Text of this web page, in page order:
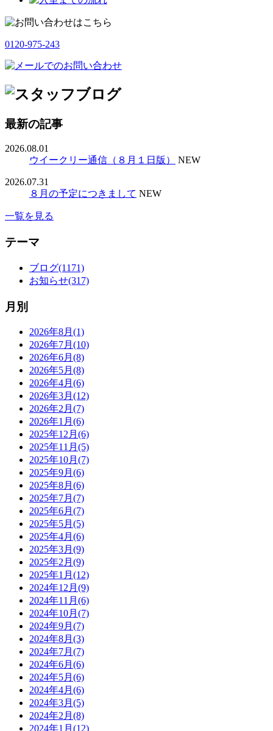
0120-975-243
最新の記事
2026.08.01
ウイークリー通信（８月１日版）
NEW
2026.07.31
８月の予定につきまして NEW
一覧を見る
テーマ
ブログ(1171)
お知らせ(317)
月別
2026年8月(1)
2026年7月(10)
2026年6月(8)
2026年5月(8)
2026年4月(6)
2026年3月(12)
2026年2月(7)
2026年1月(6)
2025年12月(6)
2025年11月(5)
2025年10月(7)
2025年9月(6)
2025年8月(6)
2025年7月(7)
2025年6月(7)
2025年5月(5)
2025年4月(6)
2025年3月(9)
2025年2月(9)
2025年1月(12)
2024年12月(9)
2024年11月(6)
2024年10月(7)
2024年9月(7)
2024年8月(3)
2024年7月(7)
2024年6月(6)
2024年5月(6)
2024年4月(6)
2024年3月(5)
2024年2月(8)
2024年1月(12)